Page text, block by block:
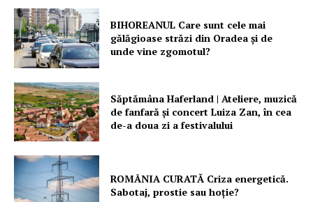
BIHOREANUL Care sunt cele mai
gălăgioase străzi din Oradea și de
unde vine zgomotul?
Săptămâna Haferland | Ateliere, muzică
de fanfară şi concert Luiza Zan, în cea
de-a doua zi a festivalului
ROMÂNIA CURATĂ Criza energetică.
Sabotaj, prostie sau hoție?